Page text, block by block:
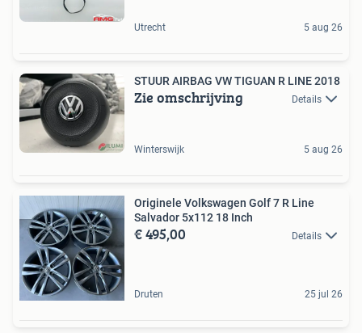
Utrecht 5 aug 26
STUUR AIRBAG VW TIGUAN R LINE 2018
Zie omschrijving Details
Winterswijk 5 aug 26
Originele Volkswagen Golf 7 R Line
Salvador 5x112 18 Inch
€ 495,00 Details
Druten 25 jul 26